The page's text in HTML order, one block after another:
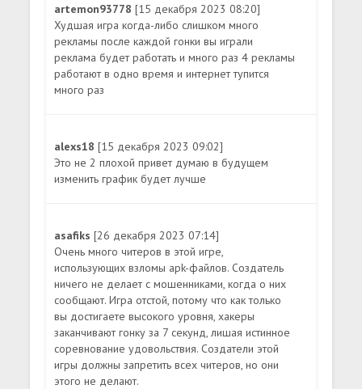
artemon93778[15 декабря 2023 08:20]
Худшая игра когда-либо слишком много
рекламы после каждой гонки вы играли
реклама будет работать и много раз 4 рекламы
работают в одно время и интернет тупится
много раз
alexs18[15 декабря 2023 09:02]
Это не 2 плохой привет думаю в будущем
изменить график будет лучше
asafiks[26 декабря 2023 07:14]
Очень много читеров в этой игре,
использующих взломы apk-файлов. Создатель
ничего не делает с мошенниками, когда о них
сообщают. Игра отстой, потому что как только
вы достигаете высокого уровня, хакеры
заканчивают гонку за 7 секунд, лишая истинное
соревнование удовольствия. Создатели этой
игры должны запретить всех читеров, но они
этого не делают.